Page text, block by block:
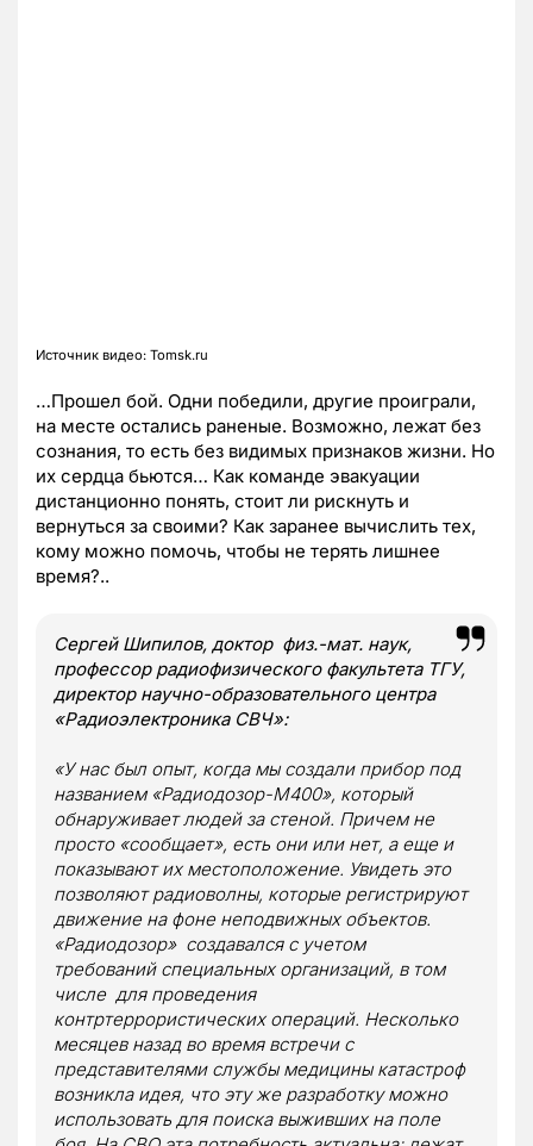
Источник видео: Tomsk.ru
…Прошел бой. Одни победили, другие проиграли,
на месте остались раненые. Возможно, лежат без
сознания, то есть без видимых признаков жизни. Но
их сердца бьются… Как команде эвакуации
дистанционно понять, стоит ли рискнуть и
вернуться за своими? Как заранее вычислить тех,
кому можно помочь, чтобы не терять лишнее
время?..
Сергей Шипилов, доктор физ.-мат. наук,
профессор радиофизического факультета ТГУ,
директор научно-образовательного центра
«Радиоэлектроника СВЧ»:
«У нас был опыт, когда мы создали прибор под
названием «Радиодозор-М400», который
обнаруживает людей за стеной. Причем не
просто «сообщает», есть они или нет, а еще и
показывают их местоположение. Увидеть это
позволяют радиоволны, которые регистрируют
движение на фоне неподвижных объектов.
«Радиодозор» создавался с учетом
требований специальных организаций, в том
числе для проведения
контртеррористических операций. Несколько
месяцев назад во время встречи с
представителями службы медицины катастроф
возникла идея, что эту же разработку можно
использовать для поиска выживших на поле